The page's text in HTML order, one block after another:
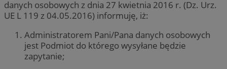
danych osobowych z dnia 27 kwietnia 2016 r. (Dz. Urz.
UE L 119 z 04.05.2016) informuję, iż:
Administratorem Pani/Pana danych osobowych
jest Podmiot do którego wysyłane będzie
zapytanie;